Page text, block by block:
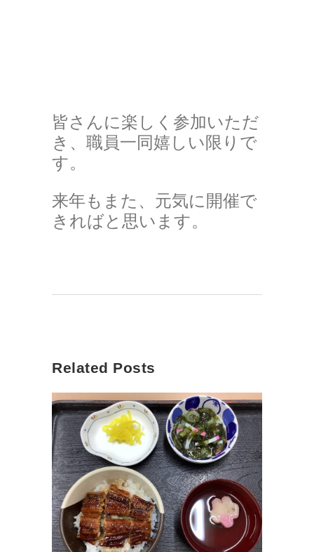
皆さんに楽しく参加いただ
き、職員一同嬉しい限りで
す。
来年もまた、元気に開催で
きればと思います。
Related Posts